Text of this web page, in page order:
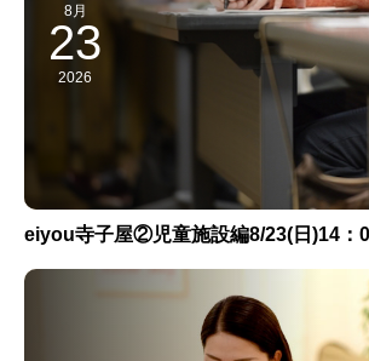
8月
23
2026
eiyou寺子屋②児童施設編8/23(日)14：